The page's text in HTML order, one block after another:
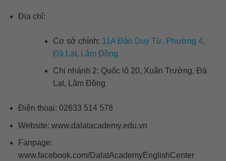
Địa chỉ:
Cơ sở chính: 11A Đào Duy Từ, Phường 4,
Đà Lạt, Lâm Đồng
Chi nhánh 2: Quốc lộ 20, Xuân Trường, Đà
Lạt, Lâm Đồng
Điện thoại: 02633 514 578
Website: www.dalatacademy.edu.vn
Fanpage:
www.facebook.com/DalatAcademyEnglishCenter